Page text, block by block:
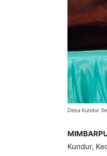
Desa Kundur
Kundur,